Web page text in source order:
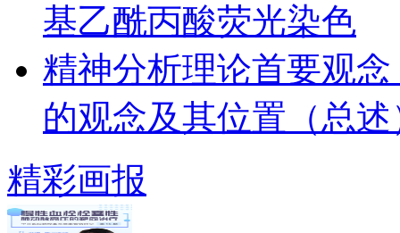
基乙酰丙酸荧光染色
精神分析理论首要观
的观念及其位置（总述
精彩画报